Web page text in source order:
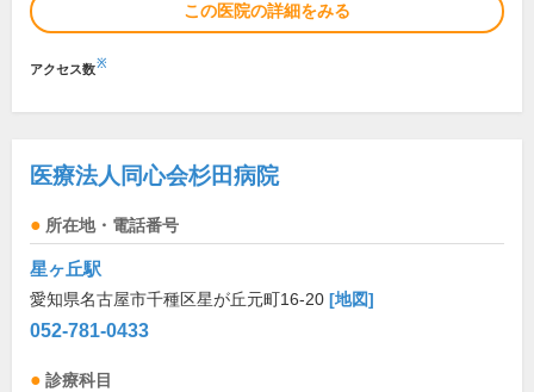
この医院の詳細をみる
アクセス数※
医療法人同心会杉田病院
所在地・電話番号
星ヶ丘駅
愛知県名古屋市千種区星が丘元町16-20 [地図]
052-781-0433
診療科目